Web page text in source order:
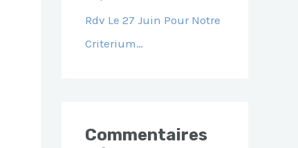
Rdv Le 27 Juin Pour Notre
Criterium…
Commentaires